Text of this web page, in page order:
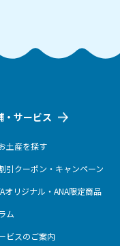
・サービス
土産を探す
引クーポン・キャンペーン
オリジナル・ANA限定商品
ム
ビスのご案内